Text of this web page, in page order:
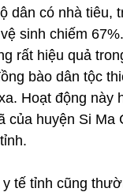
dân có nhà tiêu,
sinh chiếm
rất hiệu quả
bào dân tộc
Hoạt động này
của huyện Si Ma
tế tỉnh cũng